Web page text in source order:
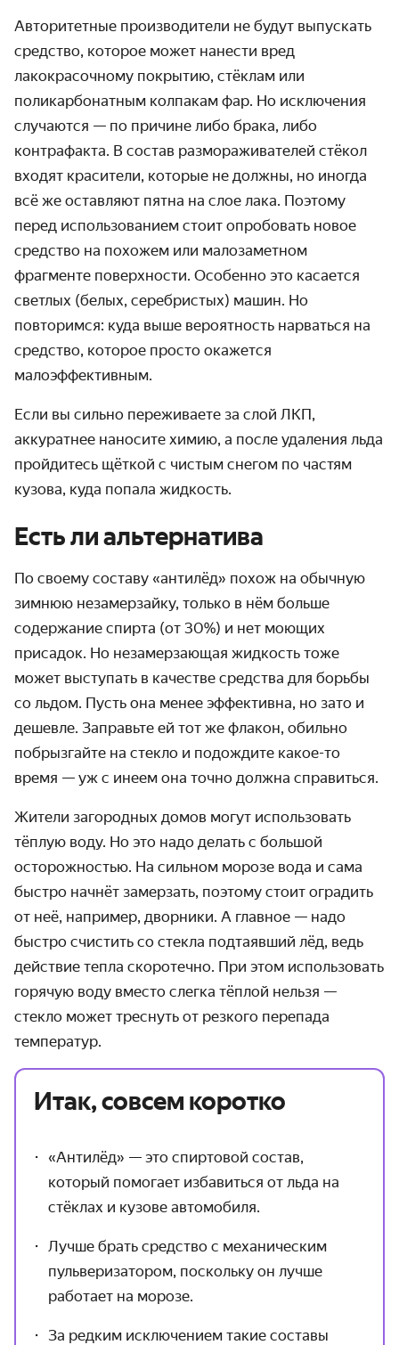
Авторитетные производители не будут выпускать
средство, которое может нанести вред
лакокрасочному покрытию, стёклам или
поликарбонатным колпакам фар. Но исключения
случаются — по причине либо брака, либо
контрафакта. В состав размораживателей стёкол
входят красители, которые не должны, но иногда
всё же оставляют пятна на слое лака. Поэтому
перед использованием стоит опробовать новое
средство на похожем или малозаметном
фрагменте поверхности. Особенно это касается
светлых (белых, серебристых) машин. Но
повторимся: куда выше вероятность нарваться на
средство, которое просто окажется
малоэффективным.
Если вы сильно переживаете за слой ЛКП,
аккуратнее наносите химию, а после удаления льда
пройдитесь щёткой с чистым снегом по частям
кузова, куда попала жидкость.
Есть ли альтернатива
По своему составу «антилёд» похож на обычную
зимнюю незамерзайку, только в нём больше
содержание спирта (от 30%) и нет моющих
присадок. Но незамерзающая жидкость тоже
может выступать в качестве средства для борьбы
со льдом. Пусть она менее эффективна, но зато и
дешевле. Заправьте ей тот же флакон, обильно
побрызгайте на стекло и подождите какое-то
время — уж с инеем она точно должна справиться.
Жители загородных домов могут использовать
тёплую воду. Но это надо делать с большой
осторожностью. На сильном морозе вода и сама
быстро начнёт замерзать, поэтому стоит оградить
от неё, например, дворники. А главное — надо
быстро счистить со стекла подтаявший лёд, ведь
действие тепла скоротечно. При этом использовать
горячую воду вместо слегка тёплой нельзя —
стекло может треснуть от резкого перепада
температур.
Итак, совсем коротко
«Антилёд» — это спиртовой состав,
который помогает избавиться от льда на
стёклах и кузове автомобиля.
Лучше брать средство с механическим
пульверизатором, поскольку он лучше
работает на морозе.
За редким исключением такие составы